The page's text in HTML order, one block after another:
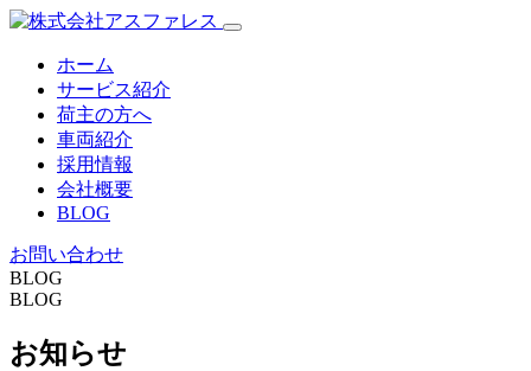
ホーム
サービス紹介
荷主の方へ
車両紹介
採用情報
会社概要
BLOG
お問い合わせ
BLOG
BLOG
お知らせ